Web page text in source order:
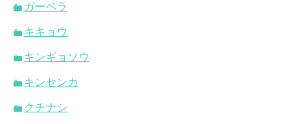
ガーベラ
キキョウ
キンギョソウ
キンセンカ
クチナシ